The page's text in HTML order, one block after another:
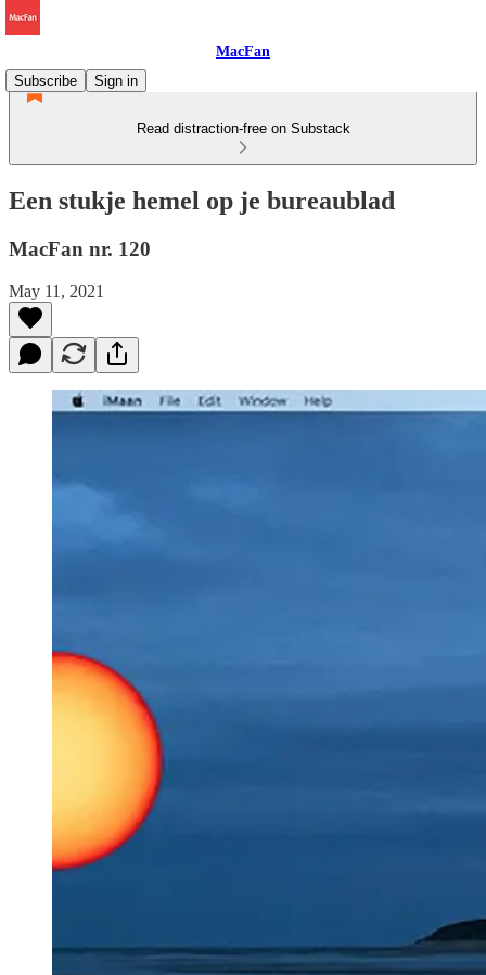
MacFan
Subscribe
Sign in
Read distraction-free on Substack
Een stukje hemel op je bureaublad
MacFan nr. 120
May 11, 2021